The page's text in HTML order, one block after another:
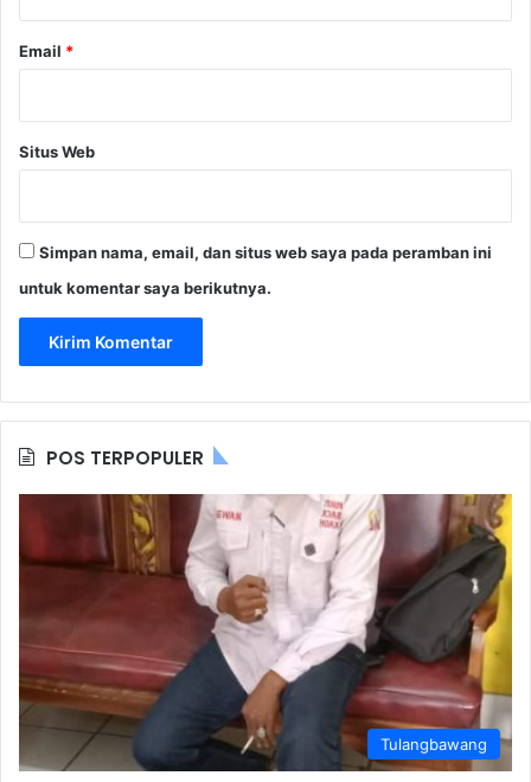
Email *
Situs Web
Simpan nama, email, dan situs web saya pada peramban ini
untuk komentar saya berikutnya.
POS TERPOPULER
Tulangbawang